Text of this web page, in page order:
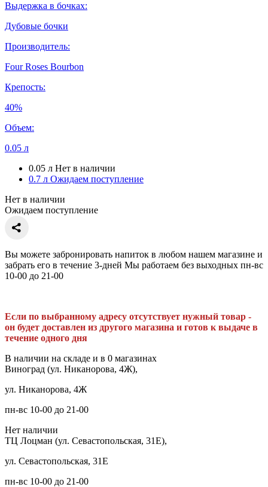
Выдержка в бочках:
Дубовые бочки
Производитель:
Four Roses Bourbon
Крепость:
40%
Объем:
0.05 л
0.05 л Нет в наличии
0.7 л Ожидаем поступление
Нет в наличии
Ожидаем поступление
Вы можете забронировать напиток в любом нашем магазине и
забрать его в течение 3-дней Мы работаем без выходных пн-вс
10-00 до 21-00
Если по выбранному адресу отсутствует нужный товар -
он будет доставлен из другого магазина и готов к выдаче в
течение одного дня
В наличии на складе и в 0 магазинах
Виноград (ул. Никанорова, 4Ж),
ул. Никанорова, 4Ж
пн-вс 10-00 до 21-00
Нет наличии
ТЦ Лоцман (ул. Севастопольская, 31Е),
ул. Севастопольская, 31Е
пн-вс 10-00 до 21-00